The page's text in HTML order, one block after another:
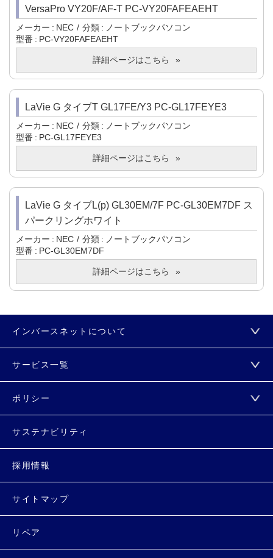
VersaPro VY20F/AF-T PC-VY20FAFEAEHT
メーカー NEC 分類
ノートブックパソコン
型番
PC-VY20FAFEAEHT
詳細ページはこちら
LaVie G タイプT GL17FE/Y3 PC-GL17FEYE3
メーカー NEC 分類
ノートブックパソコン
型番
PC-GL17FEYE3
詳細ページはこちら
LaVie G タイプL(p) GL30EM/7F PC-GL30EM7DF ス
パークリングホワイト
メーカー NEC 分類
ノートブックパソコン
型番
PC-GL30EM7DF
詳細ページはこちら
インバースネットについて
サービス一覧
ポリシー
サステナビリティ
採用情報
サイトマップ
リペア